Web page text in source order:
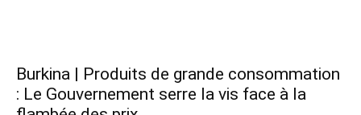
Burkina | Produits de grande consommation
: Le Gouvernement serre la vis face à la